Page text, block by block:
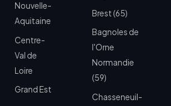
Nouvelle-
Aquitaine
Centre-
Val de
Loire
Grand Est
Brest (65)
Bagnoles de
l'Orne
Normandie
(59)
Chasseneuil-